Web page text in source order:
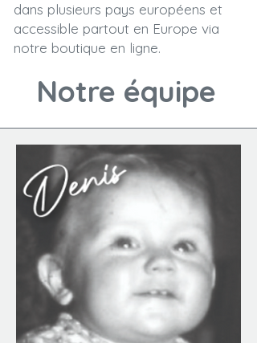
dans plusieurs pays européens et
accessible partout en Europe via
notre boutique en ligne.
Notre équipe